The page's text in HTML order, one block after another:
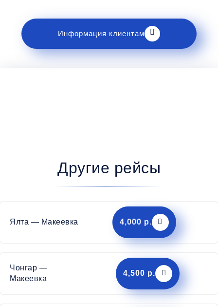
Информация клиентам
Другие рейсы
Ялта — Макеевка 4,000 р.
Чонгар —
Макеевка
4,500 р.